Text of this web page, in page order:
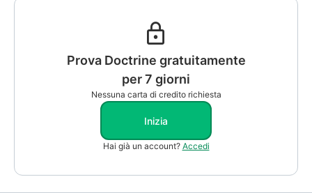
Prova Doctrine gratuitamente
per 7 giorni
Nessuna carta di credito richiesta
Inizia
Hai già un account? Accedi